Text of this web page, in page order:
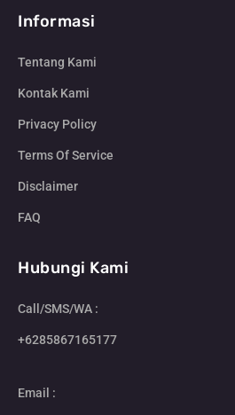
Informasi
Tentang Kami
Kontak Kami
Privacy Policy
Terms Of Service
Disclaimer
FAQ
Hubungi Kami
Call/SMS/WA :
+6285867165177
Email :